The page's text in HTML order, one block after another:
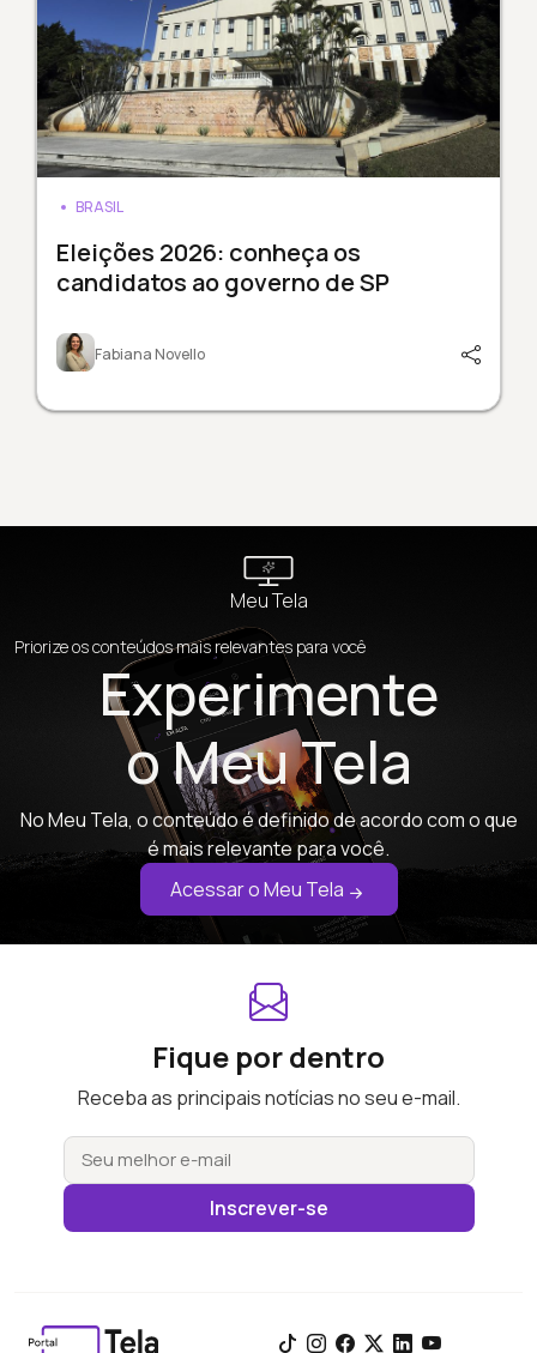
BRASIL
Eleições 2026: conheça os
candidatos ao governo de SP
Fabiana Novello
Meu Tela
Priorize os conteúdos mais relevantes para você
Experimente
o Meu Tela
No Meu Tela, o conteúdo é definido de acordo com o que
é mais relevante para você.
Acessar o Meu Tela
Fique por dentro
Receba as principais notícias no seu e-mail.
Inscrever-se